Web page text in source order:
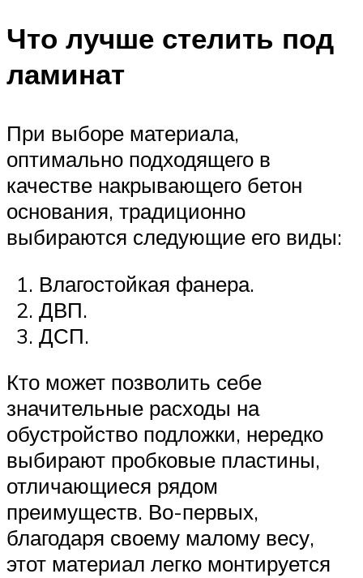
Что лучше стелить под
ламинат
При выборе материала,
оптимально подходящего в
качестве накрывающего бетон
основания, традиционно
выбираются следующие его виды:
Влагостойкая фанера.
ДВП.
ДСП.
Кто может позволить себе
значительные расходы на
обустройство подложки, нередко
выбирают пробковые пластины,
отличающиеся рядом
преимуществ. Во-первых,
благодаря своему малому весу,
этот материал легко монтируется